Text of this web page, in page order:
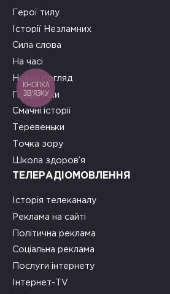
Герої тилу
Історії Незламних
Сила слова
На часі
Новий погляд
Подружки
Смачні історії
Теревеньки
Точка зору
Школа здоров’я
ТЕЛЕРАДІОМОВЛЕННЯ
Історія телеканалу
Реклама на сайті
Політична реклама
Соціальна реклама
Послуги інтернету
Інтернет-TV
КНОПКА
ЗВ'ЯЗКУ